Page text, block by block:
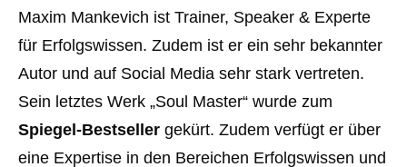
Maxim Mankevich ist Trainer, Speaker & Experte
für Erfolgswissen. Zudem ist er ein sehr bekannter
Autor und auf Social Media sehr stark vertreten.
Sein letztes Werk „Soul Master“ wurde zum
Spiegel-Bestseller gekürt. Zudem verfügt er über
eine Expertise in den Bereichen Erfolgswissen und